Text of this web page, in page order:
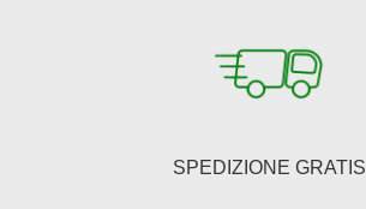
SPEDIZIONE GRATIS